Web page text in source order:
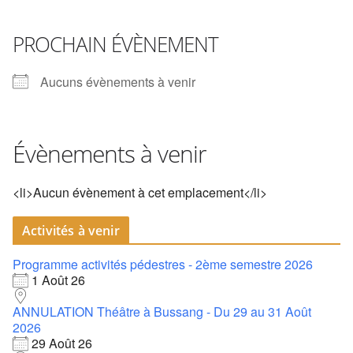
PROCHAIN ÉVÈNEMENT
Aucuns évènements à venir
Évènements à venir
<li>Aucun évènement à cet emplacement</li>
Activités à venir
Programme activités pédestres - 2ème semestre 2026
1 Août 26
ANNULATION Théâtre à Bussang - Du 29 au 31 Août
2026
29 Août 26